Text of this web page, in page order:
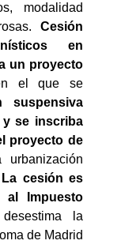
modalidad
Cesión
en
un proyecto
el que se
suspensiva
se inscriba
proyecto de
La cesión es
al Impuesto
la
de Madrid